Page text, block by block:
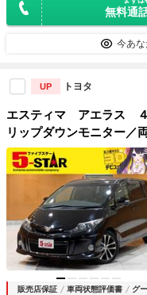
無料通
今あ
UP トヨタ
エスティマ アエラス ４
リップダウンモニター／
トロール／クリアランス
ｔｏｏｔｈ／バックカメ
販売店保証 車両状態評価書 グ